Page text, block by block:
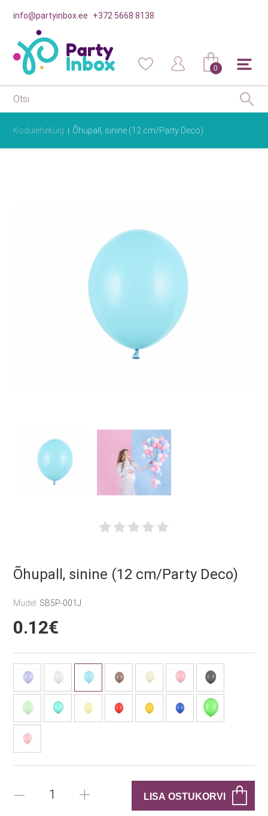
info@partyinbox.ee +372 5668 8138
0
Kodulehekülg Õhupall, sinine (12 cm/Party Deco)
Õhupall, sinine (12 cm/Party Deco)
Mudel: SB5P-001J
0.12€